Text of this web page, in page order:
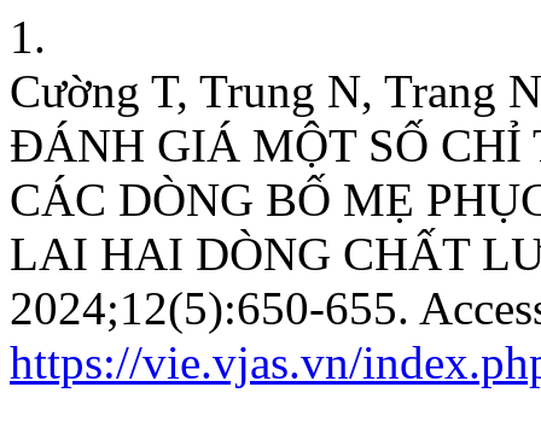
1.
Cường T, Trung N, Trang
ĐÁNH GIÁ MỘT SỐ CHỈ
CÁC DÒNG BỐ MẸ
LAI HAI DÒNG CHẤT
2024;12(5):650-655.
https://vie.vjas.vn/